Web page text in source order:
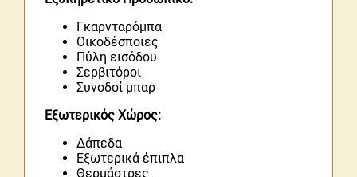
Γκαρνταρόμπα
Οικοδέσποιες
Πύλη εισόδου
Σερβιτόροι
Συνοδοί μπαρ
Εξωτερικός Χώρος:
Δάπεδα
Εξωτερικά έπιπλα
Θερμάστρες